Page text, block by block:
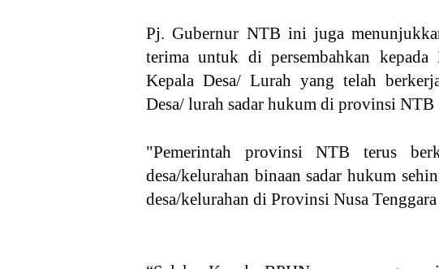
Pj. Gubernur NTB ini juga
terima untuk di persembahkan kepada
Kepala Desa/ Lurah yang telah
Desa/ lurah sadar hukum di provinsi NTB
"Pemerintah provinsi NTB terus
desa/kelurahan binaan sadar hukum
desa/kelurahan di Provinsi Nusa